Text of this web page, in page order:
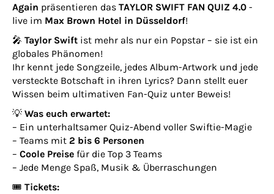
Again präsentieren das TAYLOR SWIFT FAN QUIZ 4.0 -
live im Max Brown Hotel in Düsseldorf!
🎤 Taylor Swift ist mehr als nur ein Popstar – sie ist ein
globales Phänomen!
Ihr kennt jede Songzeile, jedes Album-Artwork und jede
versteckte Botschaft in ihren Lyrics? Dann stellt euer
Wissen beim ultimativen Fan-Quiz unter Beweis!
💡 Was euch erwartet:
– Ein unterhaltsamer Quiz-Abend voller Swiftie-Magie
– Teams mit 2 bis 6 Personen
– Coole Preise für die Top 3 Teams
– Jede Menge Spaß, Musik & Überraschungen
🎟 Tickets: